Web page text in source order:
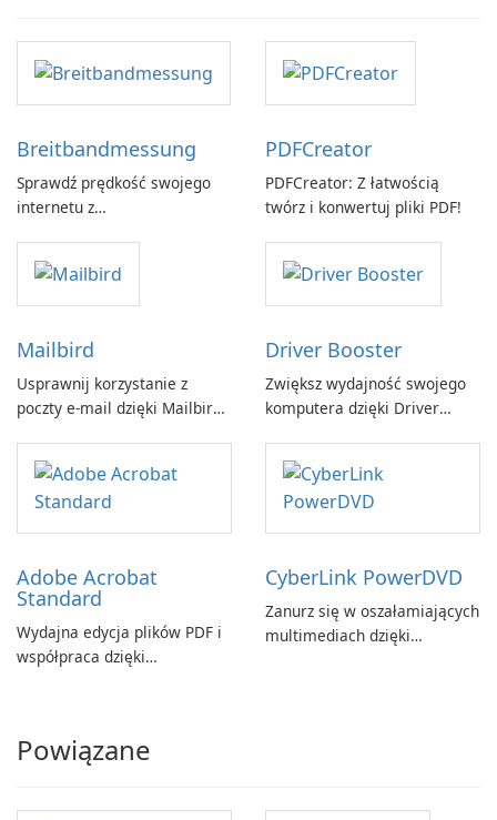
Breitbandmessung
Sprawdź prędkość swojego
internetu z
GmbH!
PDFCreator
PDFCreator: Z łatwością
twórz i konwertuj pliki PDF!
Mailbird
Usprawnij korzystanie z
poczty e-mail dzięki Mailbird
Driver Booster
Zwiększ wydajność swojego
komputera dzięki Driver
Adobe Acrobat
Standard
Wydajna edycja plików PDF i
współpraca dzięki
CyberLink PowerDVD
Zanurz się w oszałamiających
multimediach dzięki
Powiązane